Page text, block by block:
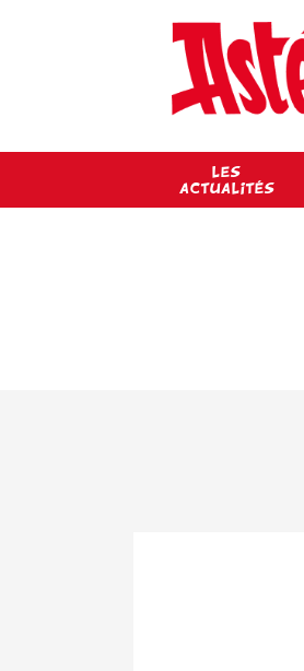
LES
ACTUALITÉS